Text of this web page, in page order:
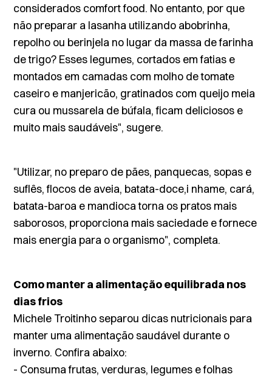
considerados comfort food. No entanto, por que
não preparar a lasanha utilizando abobrinha,
repolho ou berinjela no lugar da massa de farinha
de trigo? Esses legumes, cortados em fatias e
montados em camadas com molho de tomate
caseiro e manjericão, gratinados com queijo meia
cura ou mussarela de búfala, ficam deliciosos e
muito mais saudáveis", sugere.
"Utilizar, no preparo de pães, panquecas, sopas e
suflês, flocos de aveia, batata-doce,i nhame, cará,
batata-baroa e mandioca torna os pratos mais
saborosos, proporciona mais saciedade e fornece
mais energia para o organismo", completa.
Como manter a alimentação equilibrada nos
dias frios
Michele Troitinho separou dicas nutricionais para
manter uma alimentação saudável durante o
inverno. Confira abaixo:
- Consuma frutas, verduras, legumes e folhas